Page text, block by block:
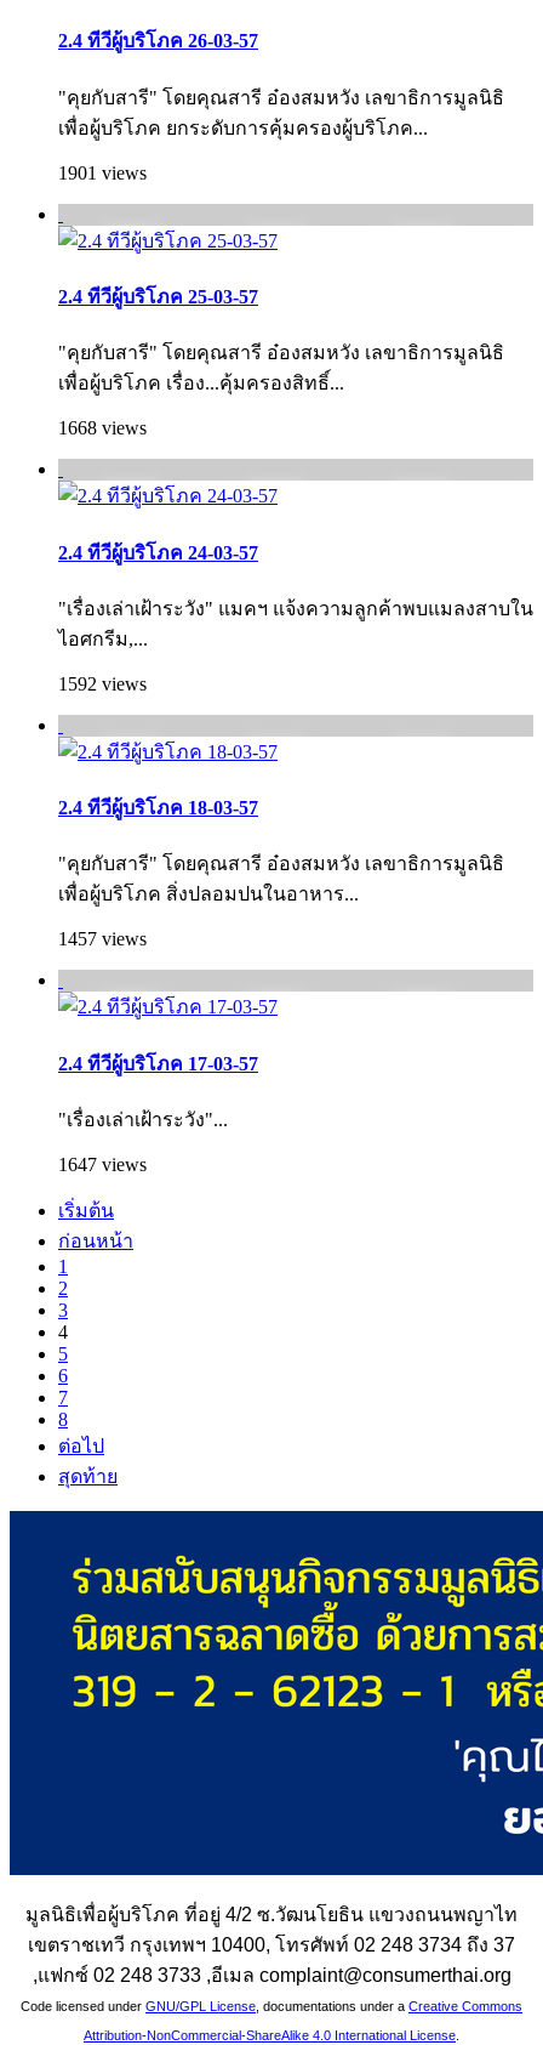
2.4 ทีวีผู้บริโภค 26-03-57
"คุยกับสารี" โดยคุณสารี อ๋องสมหวัง เลขาธิการมูลนิธิ
เพื่อผู้บริโภค ยกระดับการคุ้มครองผู้บริโภค...
1901 views
2.4 ทีวีผู้บริโภค 25-03-57
"คุยกับสารี" โดยคุณสารี อ๋องสมหวัง เลขาธิการมูลนิธิ
เพื่อผู้บริโภค เรื่อง...คุ้มครองสิทธิ์...
1668 views
2.4 ทีวีผู้บริโภค 24-03-57
"เรื่องเล่าเฝ้าระวัง" แมคฯ แจ้งความลูกค้าพบแมลงสาบใน
ไอศกรีม,...
1592 views
2.4 ทีวีผู้บริโภค 18-03-57
"คุยกับสารี" โดยคุณสารี อ๋องสมหวัง เลขาธิการมูลนิธิ
เพื่อผู้บริโภค สิ่งปลอมปนในอาหาร...
1457 views
2.4 ทีวีผู้บริโภค 17-03-57
"เรื่องเล่าเฝ้าระวัง"...
1647 views
เริ่มต้น
ก่อนหน้า
1
2
3
4
5
6
7
8
ต่อไป
สุดท้าย
มูลนิธิเพื่อผู้บริโภค ที่อยู่ 4/2 ซ.วัฒนโยธิน แขวงถนนพญาไท
เขตราชเทวี กรุงเทพฯ 10400, โทรศัพท์ 02 248 3734 ถึง 37
,แฟกซ์ 02 248 3733 ,อีเมล complaint@consumerthai.org
Code licensed under GNU/GPL License , documentations under a Creative Commons
Attribution-NonCommercial-ShareAlike 4.0 International License